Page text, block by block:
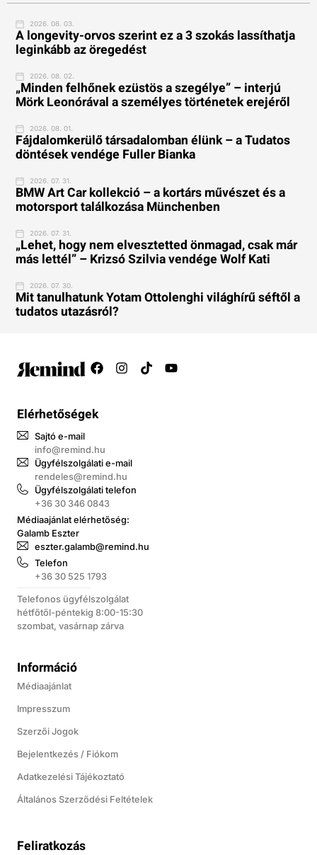
2026. 08. 03.
A longevity-orvos szerint ez a 3 szokás lassíthatja
leginkább az öregedést
2026. 08. 02.
„Minden felhőnek ezüstös a szegélye” – interjú
Mörk Leonórával a személyes történetek erejéről
2026. 08. 01.
Fájdalomkerülő társadalomban élünk – a Tudatos
döntések vendége Fuller Bianka
2026. 07. 31.
BMW Art Car kollekció – a kortárs művészet és a
motorsport találkozása Münchenben
2026. 07. 31.
„Lehet, hogy nem elvesztetted önmagad, csak már
más lettél” – Krizsó Szilvia vendége Wolf Kati
2026. 07. 30.
Mit tanulhatunk Yotam Ottolenghi világhírű séftől a
tudatos utazásról?
Elérhetőségek
Sajtó e-mail
info@remind.hu
Ügyfélszolgálati e-mail
rendeles@remind.hu
Ügyfélszolgálati telefon
+36 30 346 0843
Médiaajánlat elérhetőség:
Galamb Eszter
eszter.galamb@remind.hu
Telefon
+36 30 525 1793
Telefonos ügyfélszolgálat
hétfőtől-péntekig 8:00-15:30
szombat, vasárnap zárva
Információ
Médiaajánlat
Impresszum
Szerzői Jogok
Bejelentkezés / Fiókom
Adatkezelési Tájékoztató
Általános Szerződési Feltételek
Feliratkozás